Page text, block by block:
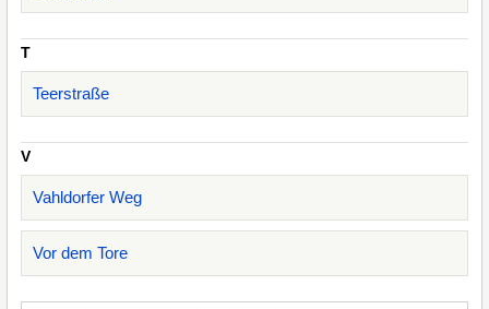
T
Teerstraße
V
Vahldorfer Weg
Vor dem Tore